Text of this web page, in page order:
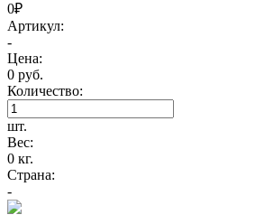
0₽
Артикул:
-
Цена:
0 руб.
Количество:
шт.
Вес:
0 кг.
Страна:
-